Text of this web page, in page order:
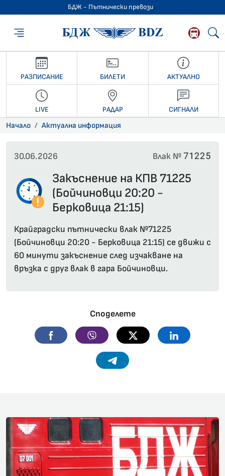
БДЖ - Пътнически превози
БДЖ -
РАЗПИСАНИЕ БИЛЕТИ АКТУАЛНО
LIVE РАДАР СИГНАЛИ
Начало Актуална информация
30.06.2026 Влак № 71225
Закъснение на КПВ 71225
(Бойчиновци 20:20 -
Берковица 21:15)
Крайградски пътнически влак №71225
(Бойчиновци 20:20 - Берковица 21:15) се движи с
60 минути закъснение след изчакване на
връзка с друг влак в гара Бойчиновци.
Споделете
Facebook Viber Twitter Linkedin
Telegram